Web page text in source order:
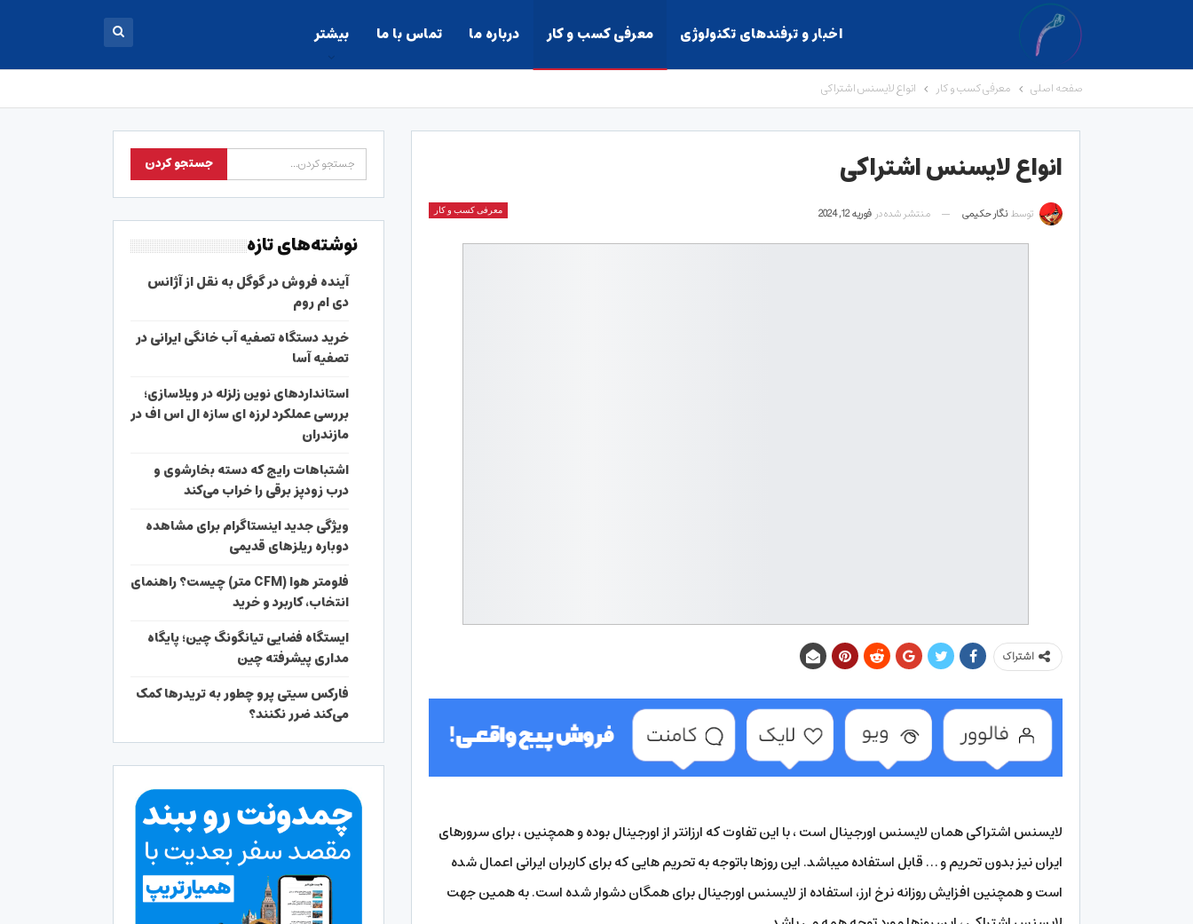
اخبار و ترفندهای تکنولوژی معرفی کسب و کار درباره ما تماس با ما بیشتر
صفحه اصلی معرفی کسب و کار انواع لایسنس اشتراکی
انواع لایسنس اشتراکی
معرفی کسب و کار توسط نگار حکیمی منتشر شده در فوریه 12, 2024
اشتراک
لایسنس اشتراکی همان لایسنس اورجینال است ، با این تفاوت که ارزانتر از اورجینال بوده و همچنین ، برای سرورهای
ایران نیز بدون تحریم و … قابل استفاده میباشد. این روزها باتوجه به تحریم هایی که برای کاربران ایرانی اعمال شده
است و همچنین افزایش روزانه نرخ ارز، استفاده از لایسنس اورجینال برای همگان دشوار شده است. به همین جهت
نوشته‌های تازه
آینده فروش در گوگل به نقل از آژانس
دی ام روم
خرید دستگاه تصفیه آب خانگی ایرانی در
تصفیه آسا
استانداردهای نوین زلزله در ویلاسازی؛
بررسی عملکرد لرزه ای سازه ال اس اف در
مازندران
اشتباهات رایج که دسته بخارشوی و
درب زودپز برقی را خراب می‌کند
ویژگی جدید اینستاگرام برای مشاهده
دوباره ریلزهای قدیمی
فلومتر هوا (CFM متر) چیست؟ راهنمای
انتخاب، کاربرد و خرید
ایستگاه فضایی تیانگونگ چین؛ پایگاه
مداری پیشرفته چین
فارکس سیتی پرو چطور به تریدرها کمک
می‌کند ضرر نکنند؟